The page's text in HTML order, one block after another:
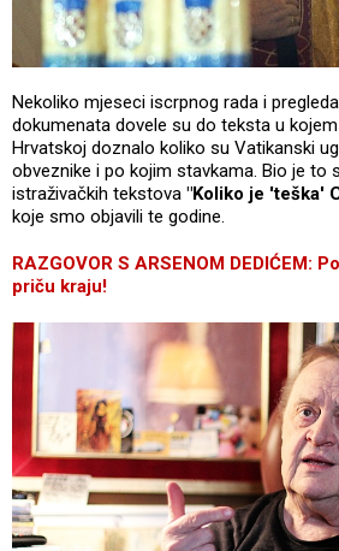
Nekoliko mjeseci iscrpnog rada i
dokumenata dovele su do teksta u
Hrvatskoj doznalo koliko su Vatikanski
obveznike i po kojim stavkama. Bio je to
istraživačkih tekstova "Koliko je 'teška'
koje smo objavili te godine.
RAZGOVOR S ARSENOM DEDIĆEM:
priču kraju!